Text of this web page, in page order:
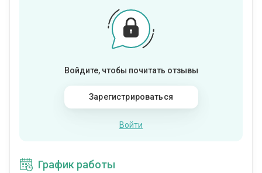
Войдите, чтобы почитать отзывы
Зарегистрироваться
Войти
График работы